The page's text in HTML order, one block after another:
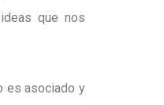
que nos
es asociado y